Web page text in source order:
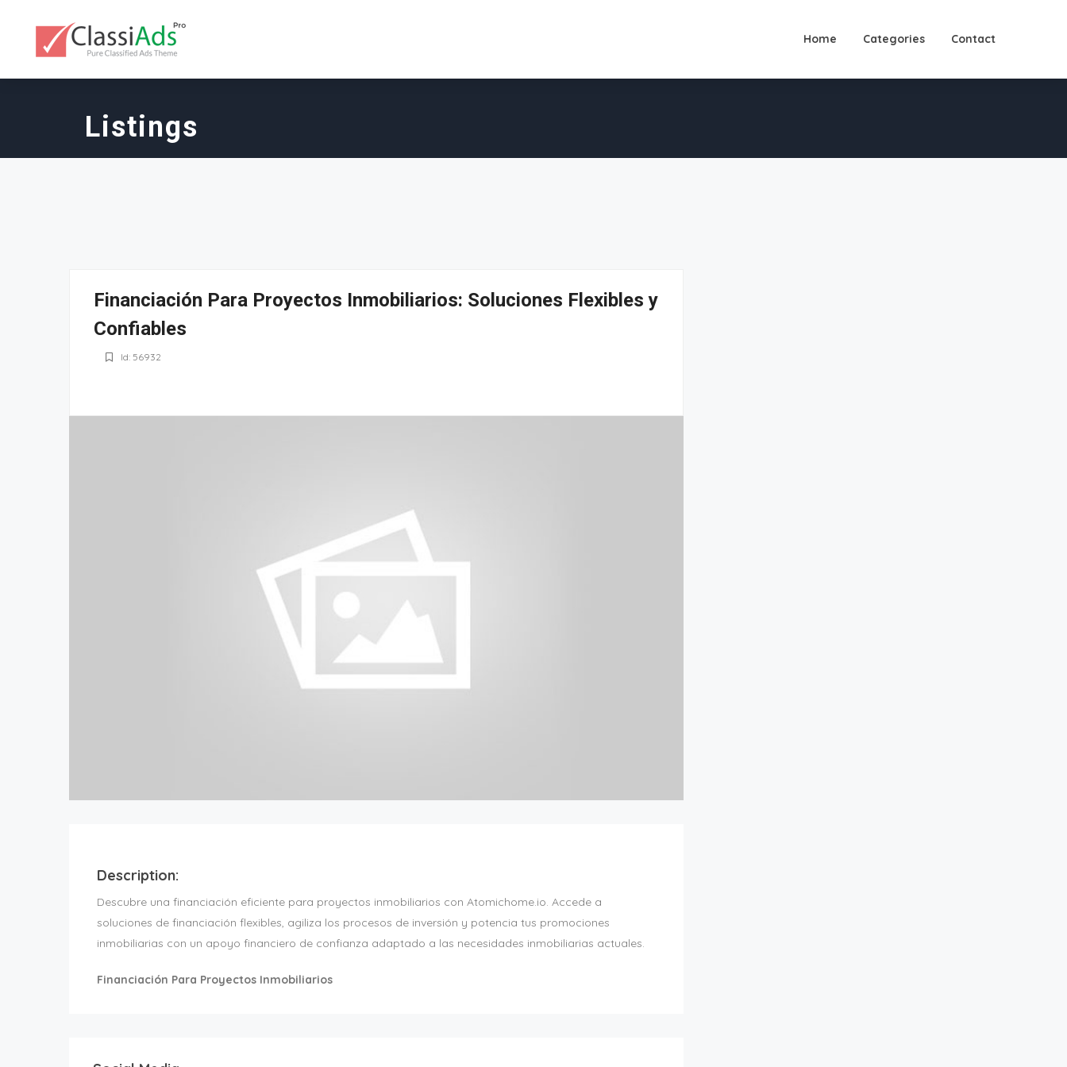
Home Categories Contact
Listings
Financiación Para Proyectos Inmobiliarios: Soluciones Flexibles y
Confiables
Id: 56932
Description:
Descubre una financiación eficiente para proyectos inmobiliarios con Atomichome.io. Accede a
soluciones de financiación flexibles, agiliza los procesos de inversión y potencia tus promociones
inmobiliarias con un apoyo financiero de confianza adaptado a las necesidades inmobiliarias actuales.
Financiación Para Proyectos Inmobiliarios